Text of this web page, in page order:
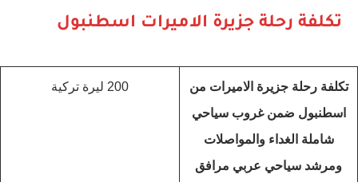
تكلفة رحلة جزيرة الاميرات اسطنبول
تكلفة رحلة جزيرة الاميرات من
اسطنبول ضمن غروب سياحي
شاملة الغداء والمواصلات
ومرشد سياحي عربي مرافق
200 ليرة تركية